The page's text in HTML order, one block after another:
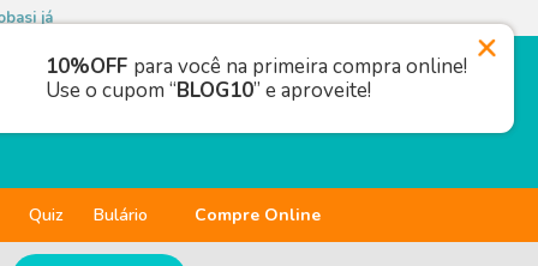
já
Quiz Bulário Compre Online
10%OFF para você na primeira compra online!
Use o cupom “BLOG10” e aproveite!